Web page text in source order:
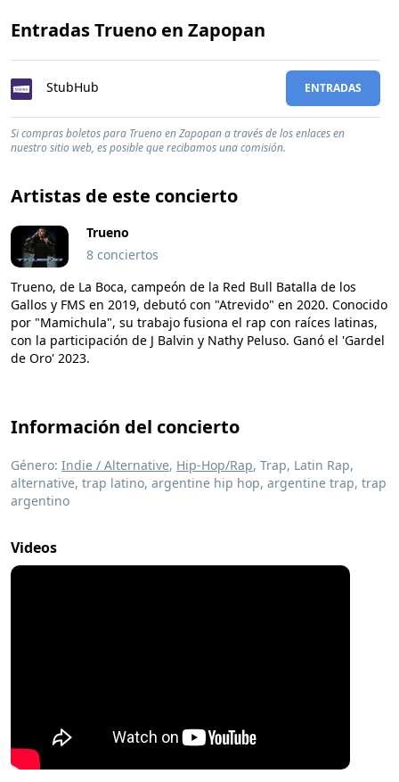
Entradas Trueno en Zapopan
StubHub ENTRADAS
Si compras boletos para Trueno en Zapopan a través de los enlaces en
nuestro sitio web, es posible que recibamos una comisión.
Artistas de este concierto
Trueno
8 conciertos
Trueno, de La Boca, campeón de la Red Bull Batalla de los
Gallos y FMS en 2019, debutó con "Atrevido" en 2020. Conocido
por "Mamichula", su trabajo fusiona el rap con raíces latinas,
con la participación de J Balvin y Nathy Peluso. Ganó el 'Gardel
de Oro' 2023.
Información del concierto
Género: Indie / Alternative, Hip-Hop/Rap, Trap, Latin Rap,
alternative, trap latino, argentine hip hop, argentine trap, trap
argentino
Videos